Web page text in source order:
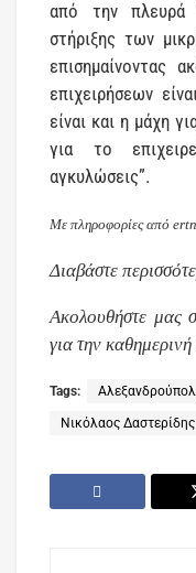
από την πλευρά
στήριξης των
επισημαίνοντας
επιχειρήσεων
είναι και η μάχη
για το
αγκυλώσεις”.
Με πληροφορίες από
Διαβάστε
Ακολουθήστε μας
για την
Tags:
Νικόλαος Δαστερίδης